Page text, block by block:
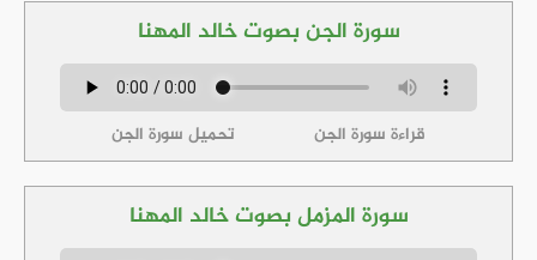
سورة الجن بصوت خالد المهنا
قراءة سورة الجن تحميل سورة الجن
سورة المزمل بصوت خالد المهنا